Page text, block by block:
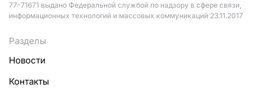
77-71671 выдано Федеральной службой по надзору в сфере связи,
информационных технологий и массовых коммуникаций 23.11.2017
Разделы
Новости
Контакты